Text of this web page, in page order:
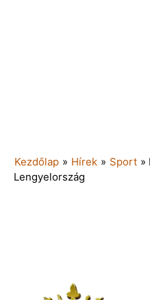
Kezdőlap » Hírek » Sport »
Lengyelország